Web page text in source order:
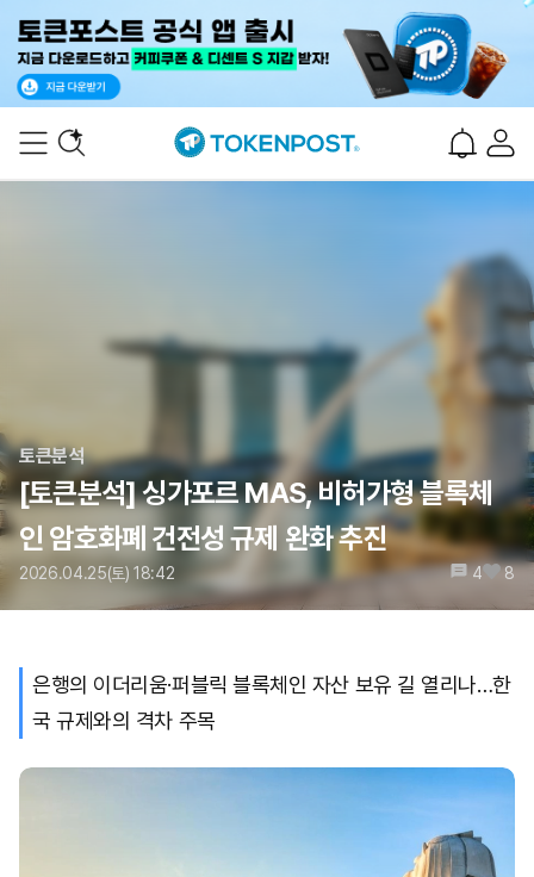
토큰분석
[토큰분석] 싱가포르 MAS, 비허가형 블록체
인 암호화폐 건전성 규제 완화 추진
2026.04.25(토) 18:42 4 8
은행의 이더리움·퍼블릭 블록체인 자산 보유 길 열리나…한
국 규제와의 격차 주목